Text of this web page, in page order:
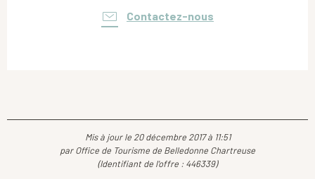
Contactez-nous
Mis à jour le 20 décembre 2017 à 11:51
par Office de Tourisme de Belledonne Chartreuse
(Identifiant de l'offre : 446339)